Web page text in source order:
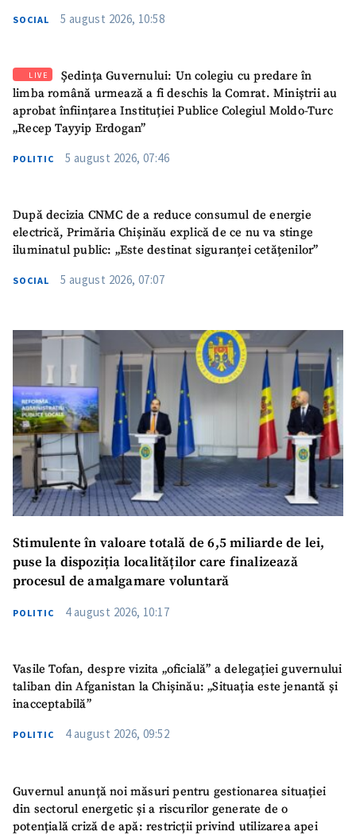
SOCIAL 5 august 2026, 10:58
LIVE
Ședința Guvernului: Un colegiu cu predare în
limba română urmează a fi deschis la Comrat. Miniștrii au
aprobat înființarea Instituției Publice Colegiul Moldo-Turc
„Recep Tayyip Erdogan”
POLITIC 5 august 2026, 07:46
După decizia CNMC de a reduce consumul de energie
electrică, Primăria Chișinău explică de ce nu va stinge
iluminatul public: „Este destinat siguranței cetățenilor”
SOCIAL 5 august 2026, 07:07
Stimulente în valoare totală de 6,5 miliarde de lei,
puse la dispoziția localităților care finalizează
procesul de amalgamare voluntară
POLITIC 4 august 2026, 10:17
Vasile Tofan, despre vizita „oficială” a delegației guvernului
taliban din Afganistan la Chișinău: „Situația este jenantă și
inacceptabilă”
POLITIC 4 august 2026, 09:52
Guvernul anunță noi măsuri pentru gestionarea situației
din sectorul energetic și a riscurilor generate de o
potențială criză de apă: restricții privind utilizarea apei